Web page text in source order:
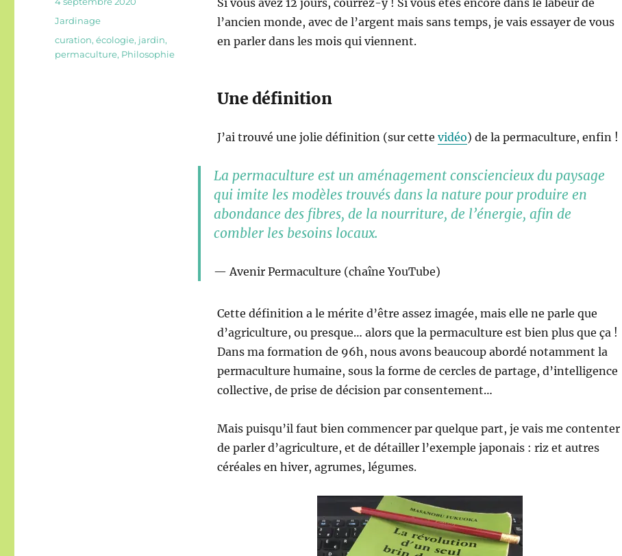
Si vous avez 12 jours, courrez-y ! Si vous êtes encore dans le labeur de
l’ancien monde, avec de l’argent mais sans temps, je vais essayer de vous
en parler dans les mois qui viennent.
Une définition
J’ai trouvé une jolie définition (sur cette vidéo) de la permaculture, enfin !
La permaculture est un aménagement consciencieux du paysage
qui imite les modèles trouvés dans la nature pour produire en
abondance des fibres, de la nourriture, de l’énergie, afin de
combler les besoins locaux.
Avenir Permaculture (chaîne YouTube)
Cette définition a le mérite d’être assez imagée, mais elle ne parle que
d’agriculture, ou presque… alors que la permaculture est bien plus que ça !
Dans ma formation de 96h, nous avons beaucoup abordé notamment la
permaculture humaine, sous la forme de cercles de partage, d’intelligence
collective, de prise de décision par consentement…
Mais puisqu’il faut bien commencer par quelque part, je vais me contenter
de parler d’agriculture, et de détailler l’exemple japonais : riz et autres
céréales en hiver, agrumes, légumes.
Catégories
Jardinage
Étiquettes
curation,écologie, jardin,
permaculture, Philosophie